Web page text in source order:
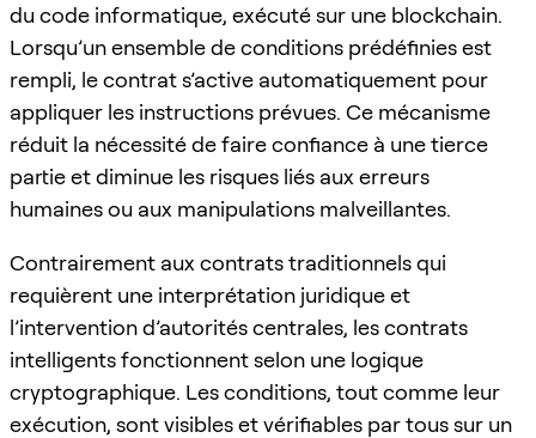
du code informatique, exécuté sur une blockchain.
Lorsqu’un ensemble de conditions prédéfinies est
rempli, le contrat s’active automatiquement pour
appliquer les instructions prévues. Ce mécanisme
réduit la nécessité de faire confiance à une tierce
partie et diminue les risques liés aux erreurs
humaines ou aux manipulations malveillantes.
Contrairement aux contrats traditionnels qui
requièrent une interprétation juridique et
l’intervention d’autorités centrales, les contrats
intelligents fonctionnent selon une logique
cryptographique. Les conditions, tout comme leur
exécution, sont visibles et vérifiables par tous sur un